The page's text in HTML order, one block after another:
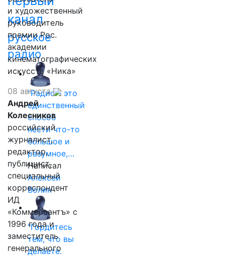
канал
русское
радио
"Радио - это
единственный
способ
нести что-то
большое и
разумное,…
Написал
Алексей
Волин
"Гордитесь
тем, что вы
делаете.
и художественный
руководитель
премии Рос.
академии
кинематографических
искусств «Ника»
08 августа
Андрей
Колесников
российский
журналист,
редактор,
публицист,
специальный
корреспондент
ИД
«Коммерсантъ» с
1996 года и
заместитель
генерального